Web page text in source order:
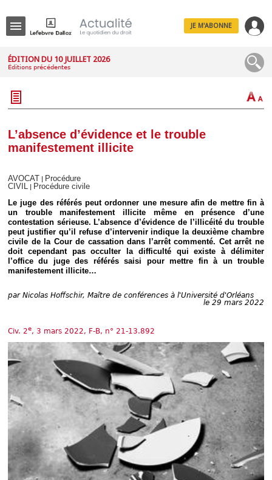
IT
JE M'ABONNE
ÉDITION DU 10 JUILLET 2026
Éditions précédentes
L’absence d’évidence et le trouble
manifestement illicite
AVOCAT
Procédure
CIVIL
Procédure civile
Le juge des référés peut ordonner une mesure afin de mettre fin à
un trouble manifestement illicite même en présence d’une
contestation sérieuse. L’absence d’évidence de l’illicéité du trouble
peut justifier qu’il refuse d’intervenir indique la deuxième chambre
civile de la Cour de cassation dans l’arrêt commenté. Cet arrêt ne
doit cependant pas occulter la difficulté qui existe à délimiter
l’office du juge des référés saisi pour mettre fin à un trouble
manifestement illicite…
par Nicolas Hoffschir, Maître de conférences à l'Université d'Orléans
le 29 mars 2022
Civ. 2e, 3 mars 2022, F-B, n° 21-13.892